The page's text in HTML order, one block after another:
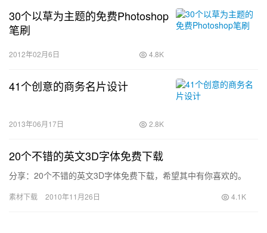
30个以草为主题的免费Photoshop
笔刷
2012年02月6日 4.8K
41个创意的商务名片设计
2013年06月17日 2.8K
20个不错的英文3D字体免费下载
分享：20个不错的英文3D字体免费下载，希望其中有你喜欢的。
素材下载 2010年11月26日 4.1K